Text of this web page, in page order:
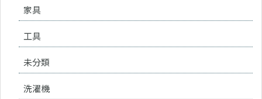
家具
工具
未分類
洗濯機